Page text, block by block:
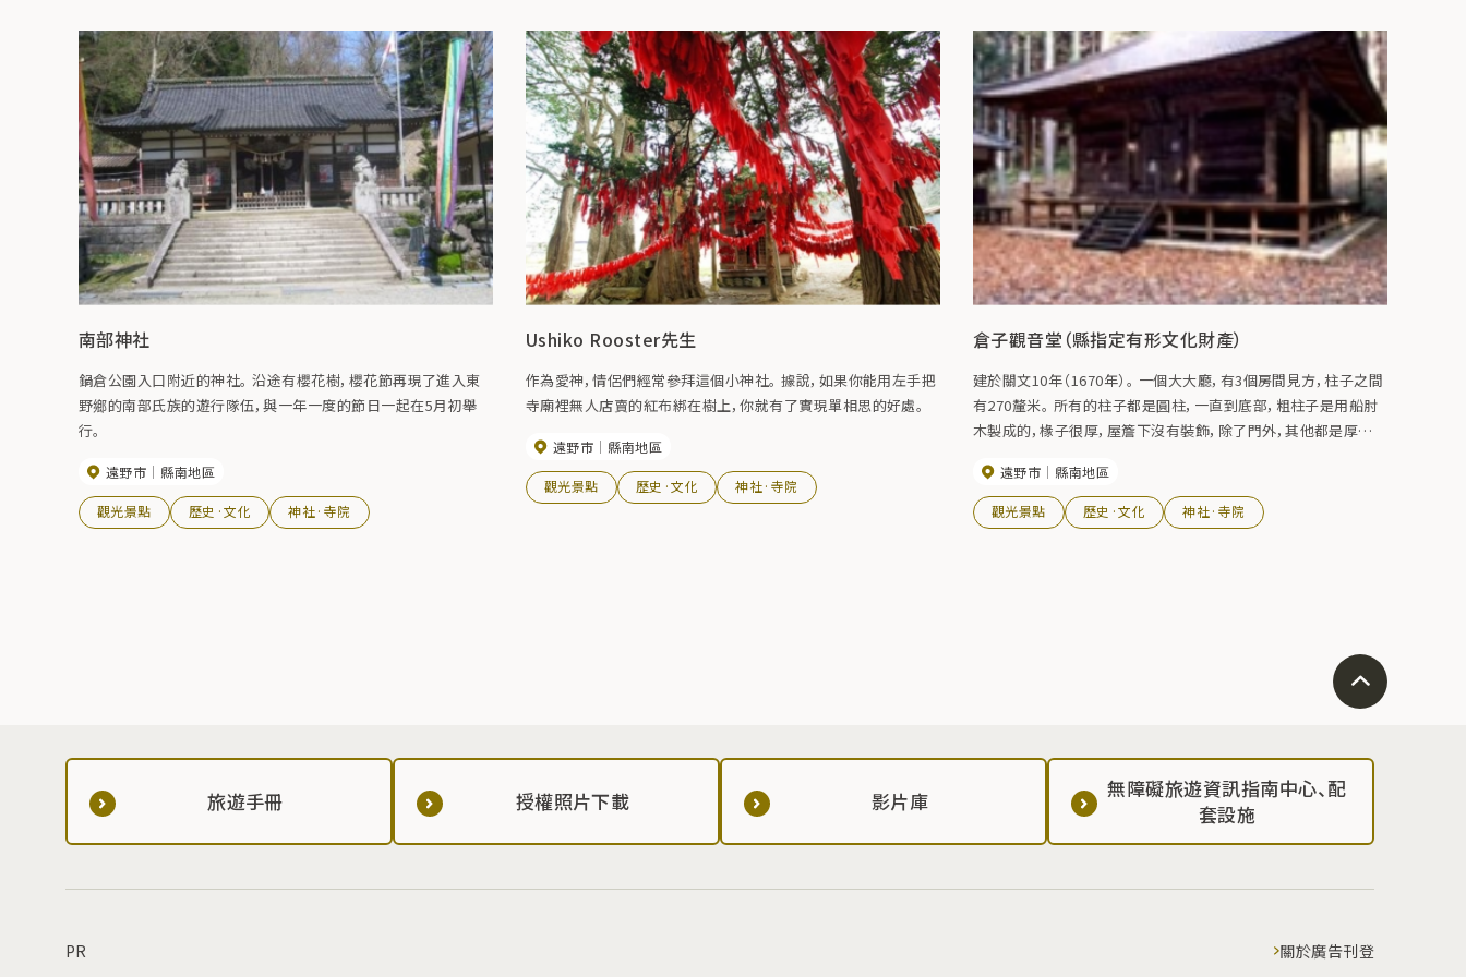
南部神社
鍋倉公園入口附近的神社。 沿途有櫻花樹，櫻花節再現了進入東
野鄉的南部氏族的遊行隊伍，與一年一度的節日一起在5月初舉
行。
遠野市 縣南地區
觀光景點 歷史·文化 神社·寺院
Ushiko Rooster先生
作為愛神，情侶們經常參拜這個小神社。 據說，如果你能用左手把
寺廟裡無人店賣的紅布綁在樹上，你就有了實現單相思的好處。
遠野市 縣南地區
觀光景點 歷史·文化 神社·寺院
倉子觀音堂（縣指定有形文化財產）
建於關文10年（1670年）。 一個大大廳，有3個房間見方，柱子之間
有270釐米。 所有的柱子都是圓柱，一直到底部，粗柱子是用船肘
木製成的，椽子很厚，屋簷下沒有裝飾，除了門外，其他都是厚而
Koema和其他物品。
遠野市 縣南地區
觀光景點 歷史·文化 神社·寺院
旅遊手冊 授權照片下載 影片庫
無障礙旅遊資訊指南中心、配
套設施
PR 關於廣告刊登